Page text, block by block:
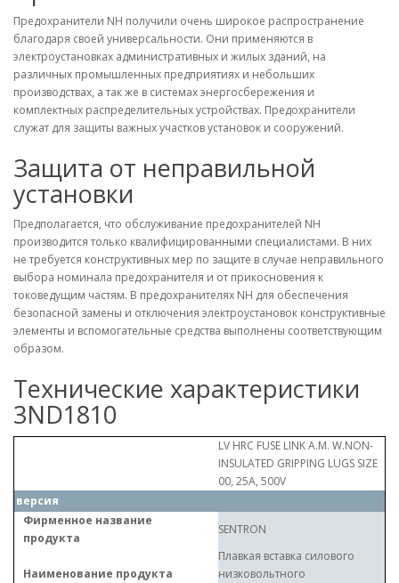
Предохранители NH получили очень широкое распространение
благодаря своей универсальности. Они применяются в
электроустановках административных и жилых зданий, на
различных промышленных предприятиях и небольших
производствах, а так же в системах энергосбережения и
комплектных распределительных устройствах. Предохранители
служат для защиты важных участков установок и сооружений.
Защита от неправильной
установки
Предполагается, что обслуживание предохранителей NH
производится только квалифицированными специалистами. В них
не требуется конструктивных мер по защите в случае неправильного
выбора номинала предохранителя и от прикосновения к
токоведущим частям. В предохранителях NH для обеспечения
безопасной замены и отключения электроустановок конструктивные
элементы и вспомогательные средства выполнены соответствующим
образом.
Технические характеристики
3ND1810
LV HRC FUSE LINK A.M. W.NON-
INSULATED GRIPPING LUGS SIZE
00, 25A, 500V
версия
Фирменное название
продукта
SENTRON
Наименование продукта
Плавкая вставка силового
низковольтного